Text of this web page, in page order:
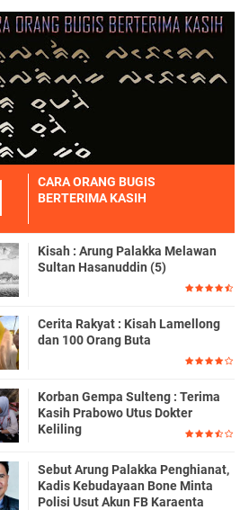
CARA ORANG BUGIS
BERTERIMA KASIH
Kisah : Arung Palakka Melawan
Sultan Hasanuddin (5)
Cerita Rakyat : Kisah Lamellong
dan 100 Orang Buta
Korban Gempa Sulteng : Terima
Kasih Prabowo Utus Dokter
Keliling
Sebut Arung Palakka Penghianat,
Kadis Kebudayaan Bone Minta
Polisi Usut Akun FB Karaenta